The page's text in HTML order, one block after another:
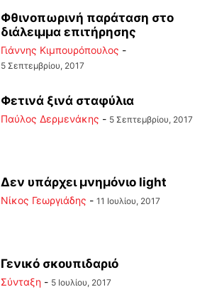
Φθινοπωρινή παράταση στο
διάλειμμα επιτήρησης
Γιάννης Κιμπουρόπουλος -
5 Σεπτεμβρίου, 2017
Φετινά ξινά σταφύλια
Παύλος Δερμενάκης - 5 Σεπτεμβρίου, 2017
Δεν υπάρχει μνημόνιο light
Νίκος Γεωργιάδης - 11 Ιουλίου, 2017
Γενικό σκουπιδαριό
Σύνταξη - 5 Ιουλίου, 2017